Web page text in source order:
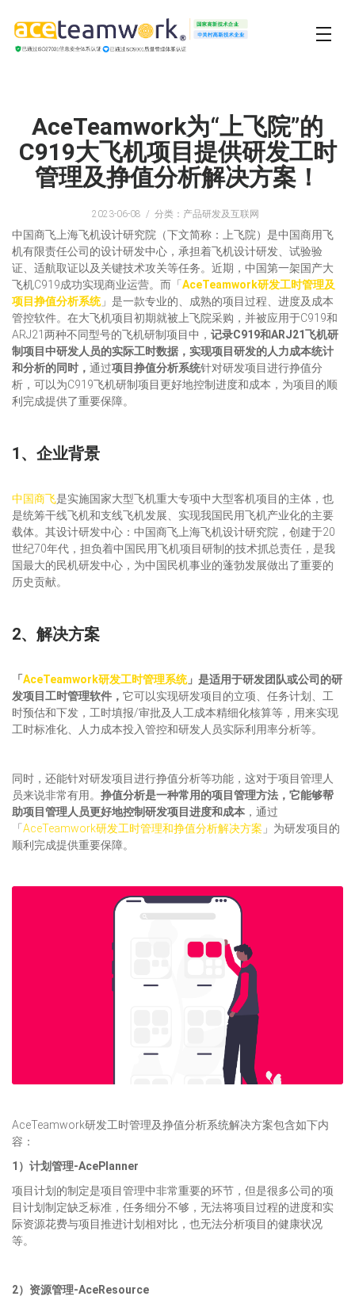
AceTeamwork为“上飞院”的
C919大飞机项目提供研发工时
管理及挣值分析解决方案！
2023-06-08 分类：产品研发及互联网
中国商飞上海飞机设计研究院（下文简称：上飞院）是中国商用飞
机有限责任公司的设计研发中心，承担着飞机设计研发、试验验
证、适航取证以及关键技术攻关等任务。近期，中国第一架国产大
飞机C919成功实现商业运营。而「 AceTeamwork研发工时管理及
项目挣值分析系统」是一款专业的、成熟的项目过程、进度及成本
管控软件。在大飞机项目初期就被上飞院采购，并被应用于C919和
ARJ21两种不同型号的飞机研制项目中， 记录C919和ARJ21飞机研
制项目中研发人员的实际工时数据，实现项目研发的人力成本统计
和分析的同时， 通过项目挣值分析系统针对研发项目进行挣值分
析，可以为C919飞机研制项目更好地控制进度和成本，为项目的顺
利完成提供了重要保障。
1、企业背景
中国商飞是实施国家大型飞机重大专项中大型客机项目的主体，也
是统筹干线飞机和支线飞机发展、实现我国民用飞机产业化的主要
载体。其设计研发中心：中国商飞上海飞机设计研究院，创建于20
世纪70年代，担负着中国民用飞机项目研制的技术抓总责任，是我
国最大的民机研发中心，为中国民机事业的蓬勃发展做出了重要的
历史贡献。
2、解决方案
「 AceTeamwork研发工时管理系统」是适用于研发团队或公司的研
发项目工时管理软件， 它可以实现研发项目的立项、任务计划、工
时预估和下发，工时填报/审批及人工成本精细化核算等，用来实现
工时标准化、人力成本投入管控和研发人员实际利用率分析等。
同时，还能针对研发项目进行挣值分析等功能，这对于项目管理人
员来说非常有用。 挣值分析是一种常用的项目管理方法，它能够帮
助项目管理人员更好地控制研发项目进度和成本 ，通过
「 AceTeamwork研发工时管理和挣值分析解决方案 」为研发项目的
顺利完成提供重要保障。
AceTeamwork研发工时管理及挣值分析系统解决方案包含如下内
容：
1）计划管理-AcePlanner
项目计划的制定是项目管理中非常重要的环节，但是很多公司的项
目计划制定缺乏标准，任务细分不够，无法将项目过程的进度和实
际资源花费与项目推进计划相对比，也无法分析项目的健康状况
等。
2）资源管理-AceResource